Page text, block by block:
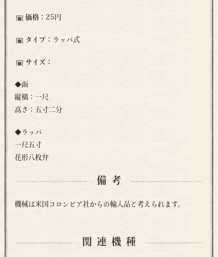
価格： 25円
タイプ： ラッパ式
サイズ：
◆函
縦横：一尺
高さ：五寸二分
◆ラッパ
一尺五寸
花形八枚弁
備考
機械は米国コロンビア社からの輸入品と考えられます。
関連機種